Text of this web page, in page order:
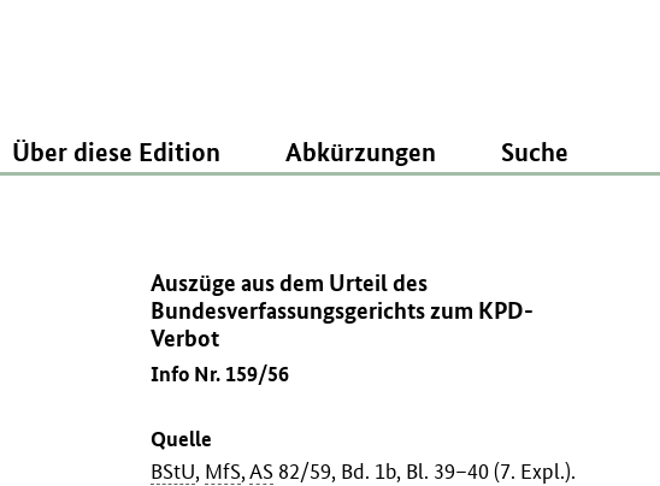
Über diese Edition Abkürzungen Suche
Auszüge aus dem Urteil des
Bundesverfassungsgerichts zum KPD-
Verbot
Info Nr. 159/56
Quelle
BStU, MfS,AS 82/59, Bd. 1b, Bl. 39–40 (7. Expl.).